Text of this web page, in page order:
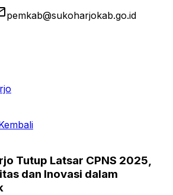
pemkab@sukoharjokab.go.id
Tutup Latsar CPNS 2025,
dan Inovasi dalam